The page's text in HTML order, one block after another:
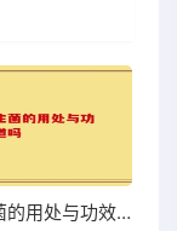
酵母益生菌的用处与功效你知道吗